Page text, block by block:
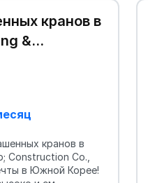
кранов в
&
кранов в
Construction Co.,
в Южной Корее!